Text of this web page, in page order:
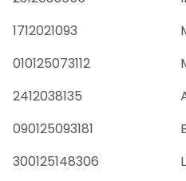
1712021093
010125073112
2412038135
090125093181
300125148306